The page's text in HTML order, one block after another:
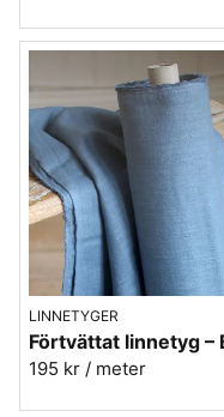
LINNETYGER
195 kr / meter